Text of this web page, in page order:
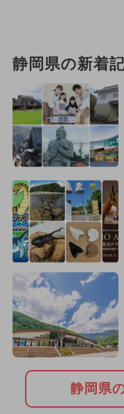
静岡県の新着
静岡県